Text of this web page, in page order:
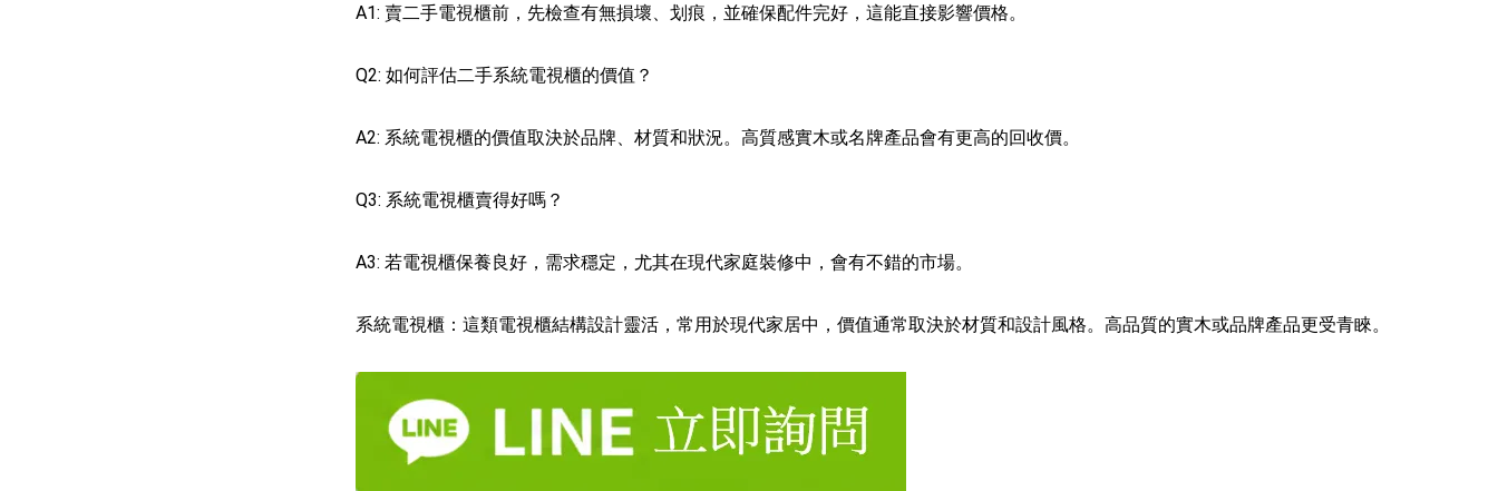
A1: 賣二手電視櫃前，先檢查有無損壞、划痕，並確保配件完好，這能直接影響價格。
Q2: 如何評估二手系統電視櫃的價值？
A2: 系統電視櫃的價值取決於品牌、材質和狀況。高質感實木或名牌產品會有更高的回收價。
Q3: 系統電視櫃賣得好嗎？
A3: 若電視櫃保養良好，需求穩定，尤其在現代家庭裝修中，會有不錯的市場。
系統電視櫃：這類電視櫃結構設計靈活，常用於現代家居中，價值通常取決於材質和設計風格。高品質的實木或品牌產品更受青睞。